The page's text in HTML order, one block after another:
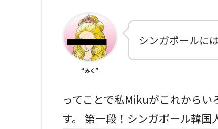
“みく”
シンガポールに
ってことで私Mikuがこれから
す。 第一段！シンガポール韓国